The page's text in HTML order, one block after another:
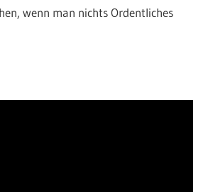
wenn man nichts Ordentliches